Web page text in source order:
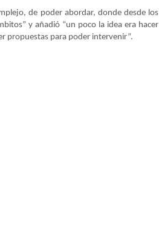
de poder abordar, donde desde los
y añadió “un poco la idea era hacer
propuestas para poder intervenir”.